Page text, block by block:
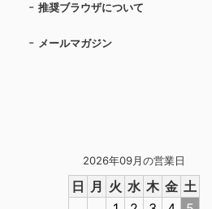
2026年09月の営業日
日 月 火 水 木 金 土
推奨ブラウザについて
メールマガジン